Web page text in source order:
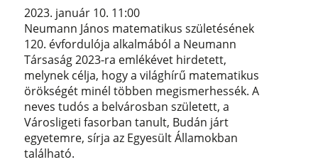
2023. január 10. 11:00
Neumann János matematikus születésének
120. évfordulója alkalmából a Neumann
Társaság 2023-ra emlékévet hirdetett,
melynek célja, hogy a világhírű matematikus
örökségét minél többen megismerhessék. A
neves tudós a belvárosban született, a
Városligeti fasorban tanult, Budán járt
egyetemre, sírja az Egyesült Államokban
található.